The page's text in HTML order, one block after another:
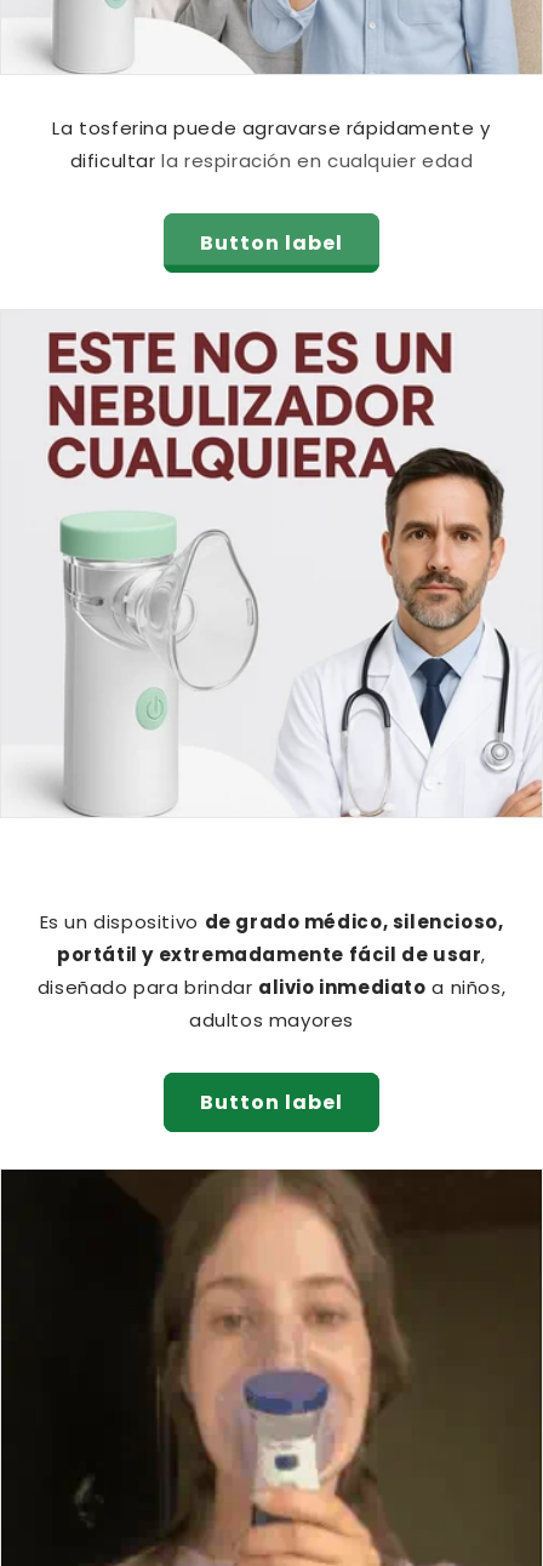
La tosferina puede agravarse rápidamente y
dificultar la respiración en cualquier edad
Button label
Es un dispositivo de grado médico, silencioso,
portátil y extremadamente fácil de usar,
diseñado para brindar alivio inmediato a niños,
adultos mayores
Button label